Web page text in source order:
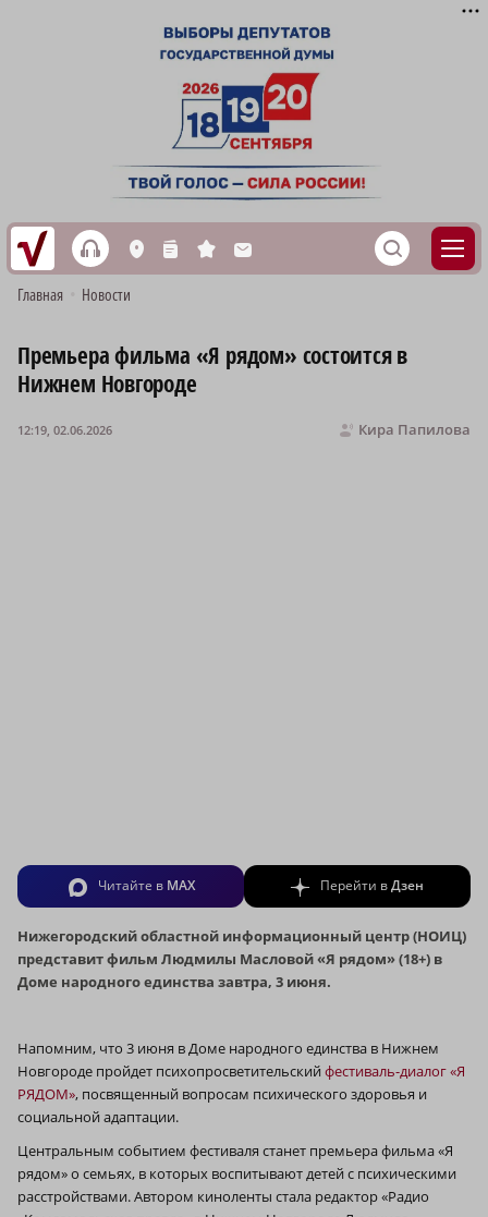
h L n s M S
Главная Новости
Премьера фильма «Я рядом» состоится в
Нижнем Новгороде
Кира Папилова
12:19, 02.06.2026
Читайте в MAX Перейти вДзен
Нижегородский областной информационный центр (НОИЦ)
представит фильм Людмилы Масловой «Я рядом» (18+) в
Доме народного единства завтра, 3 июня.
Напомним, что 3 июня в Доме народного единства в Нижнем
Новгороде пройдет психопросветительский фестиваль-диалог «Я
РЯДОМ», посвященный вопросам психического здоровья и
социальной адаптации.
Центральным событием фестиваля станет премьера фильма «Я
рядом» о семьях, в которых воспитывают детей с психическими
расстройствами. Автором киноленты стала редактор «Радио